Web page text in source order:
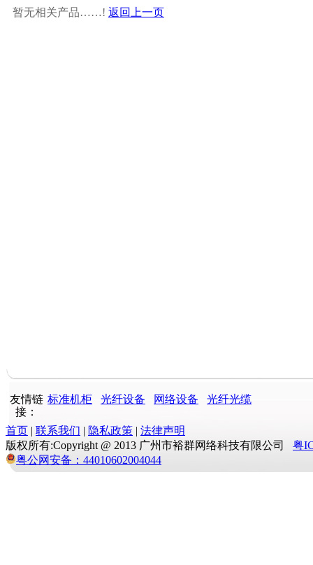
暂无相关产品……! 返回上一页
友情链
接：
标准机柜 光纤设备 网络设备 光纤光缆
首页 | 联系我们 | 隐私政策 | 法律声明
版权所有:Copyright @ 2013 广州市裕群网络科技有限公司 粤
粤公网安备：44010602004044